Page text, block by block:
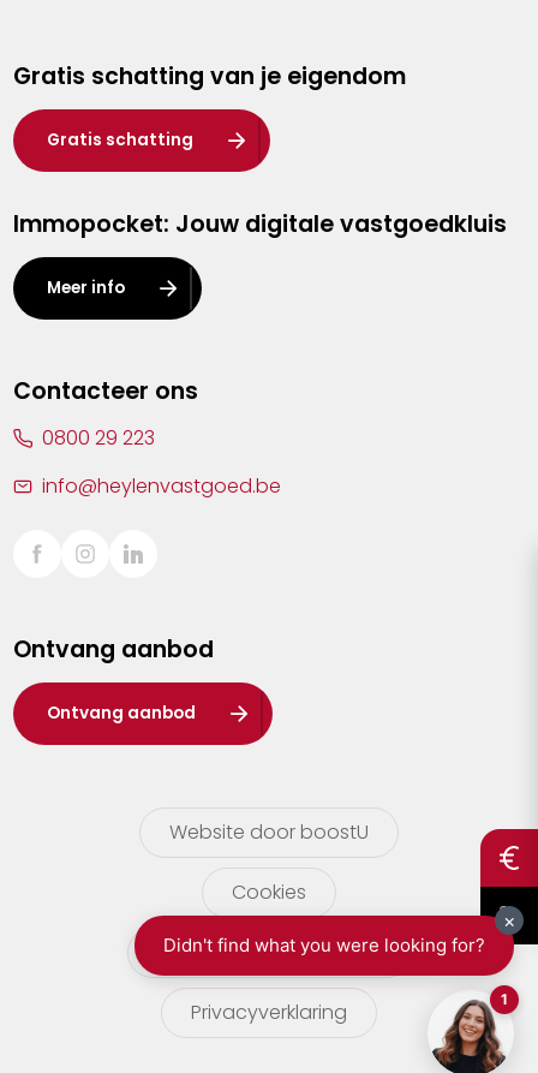
Hasselt
Heist-op-den-Berg
Herentals
Kalmthout
Leuven
Lier
Sint-Truiden
Waasland
Wuustwezel
Zoersel
Gratis schatting van je eigendom
Gratis schatting
Immopocket: Jouw digitale vastgoedkluis
Meer info
Contacteer ons
0800 29 223
info@heylenvastgoed.be
Ontvang aanbod
Ontvang aanbod
Website door boostU
Cookies
gebruikersvoorwaarden
Privacyverklaring